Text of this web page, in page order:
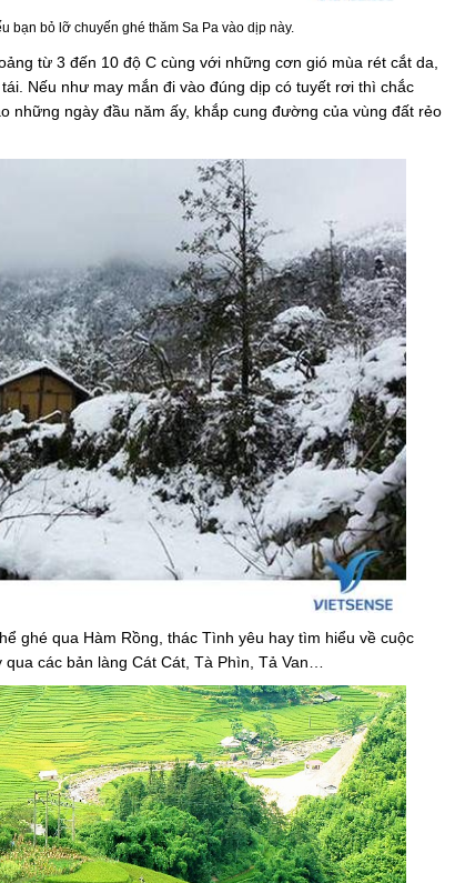
lỡ chuyến ghé thăm Sa Pa vào dịp này.
từ 3 đến 10 độ C cùng với những cơn gió mùa rét cắt da,
Nếu như may mắn đi vào đúng dịp có tuyết rơi thì chắc
những ngày đầu năm ấy, khắp cung đường của vùng đất rẻo
ghé qua Hàm Rồng, thác Tình yêu hay tìm hiểu về cuộc
các bản làng Cát Cát, Tà Phìn, Tả Van…